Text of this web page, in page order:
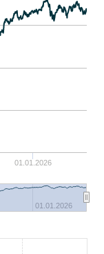
01.01.2026
01.01.2026